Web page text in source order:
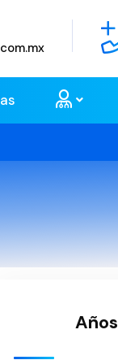
Años